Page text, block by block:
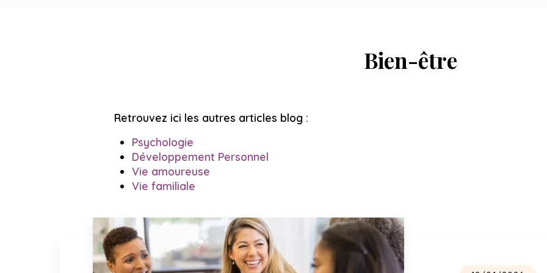
Bien-être
Retrouvez ici les autres articles blog :
Psychologie
Développement Personnel
Vie amoureuse
Vie familiale